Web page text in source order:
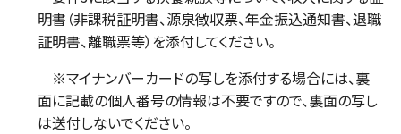
明書（非課税証明書、源泉徴収票、年金振込通知書、退職
証明書、離職票等）を添付してください。
※マイナンバーカードの写しを添付する場合には、裏
面に記載の個人番号の情報は不要ですので、裏面の写し
は送付しないでください。